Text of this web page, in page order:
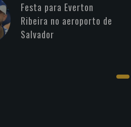
Festa para Everton
Ribeira no aeroporto de
Salvador